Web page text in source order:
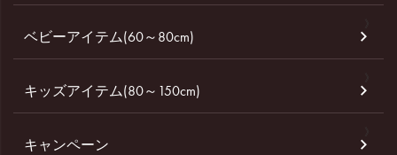
ベビーアイテム(60～80cm)
キッズアイテム(80～150cm)
キャンペーン